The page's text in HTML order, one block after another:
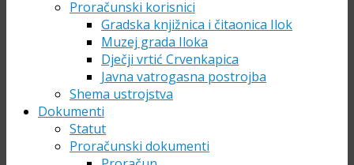
Proračunski korisnici
Gradska knjižnica i čitaonica Ilok
Muzej grada Iloka
Dječji vrtić Crvenkapica
Javna vatrogasna postrojba
Shema ustrojstva
Dokumenti
Statut
Proračunski dokumenti